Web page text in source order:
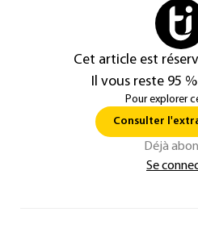
Cet article est
Il vous reste 95
Pour explorer
Consulter
Déjà
Se